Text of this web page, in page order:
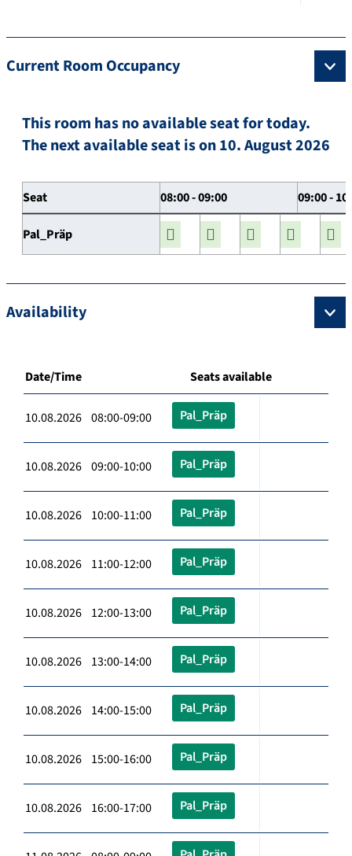
Current Room Occupancy
This room has no available seat for today.
The next available seat is on 10. August 2026
Seat 08:00 - 09:00 09:00 -
Pal_Präp
Availability
Date/Time Seats available
10.08.2026 08:00-09:00 Pal_Präp
10.08.2026 09:00-10:00 Pal_Präp
10.08.2026 10:00-11:00 Pal_Präp
10.08.2026 11:00-12:00 Pal_Präp
10.08.2026 12:00-13:00 Pal_Präp
10.08.2026 13:00-14:00 Pal_Präp
10.08.2026 14:00-15:00 Pal_Präp
10.08.2026 15:00-16:00 Pal_Präp
10.08.2026 16:00-17:00 Pal_Präp